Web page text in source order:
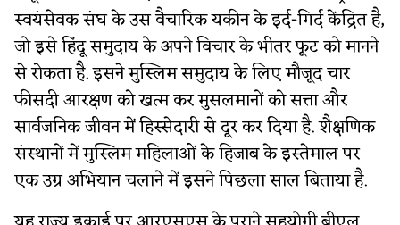
स्वयंसेवक संघ के उस वैचारिक यकीन के इर्द-गिर्द केंद्रित है,
जो इसे हिंदू समुदाय के अपने विचार के भीतर फूट को मानने
से रोकता है. इसने मुस्लिम समुदाय के लिए मौजूद चार
फीसदी आरक्षण को खत्म कर मुसलमानों को सत्ता और
सार्वजनिक जीवन में हिस्सेदारी से दूर कर दिया है. शैक्षणिक
संस्थानों में मुस्लिम महिलाओं के हिजाब के इस्तेमाल पर
एक उग्र अभियान चलाने में इसने पिछला साल बिताया है.